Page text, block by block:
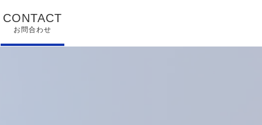
CONTACT
お問合わせ